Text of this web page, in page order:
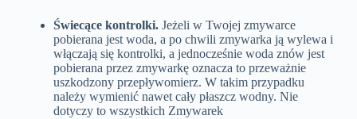
Świecące kontrolki.Jeżeli w Twojej zmywarce
pobierana jest woda, a po chwili zmywarka ją wylewa i
włączają się kontrolki, a jednocześnie woda znów jest
pobierana przez zmywarkę oznacza to przeważnie
uszkodzony przepływomierz. W takim przypadku
należy wymienić nawet cały płaszcz wodny. Nie
dotyczy to wszystkich Zmywarek